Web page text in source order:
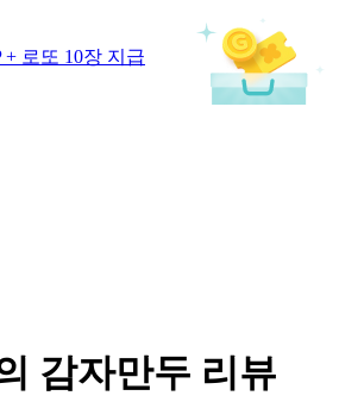
+ 로또 10장 지급
감자만두 리뷰